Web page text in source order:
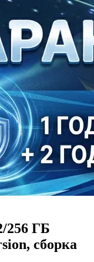
256 ГБ
сборка